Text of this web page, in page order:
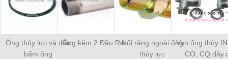
Ống thủy lực và đầu
bấm ống
Ống kẽm 2 Đầu RenNối răng ngoài ống
thủy lực
Van ống thủy
CO, CQ đầy